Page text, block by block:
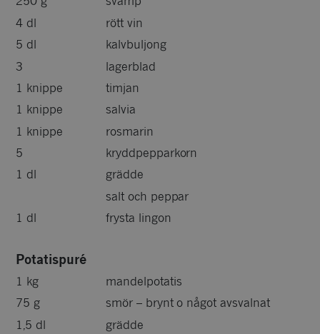
4 dl
rött vin
5 dl
kalvbuljong
3
lagerblad
1 knippe
timjan
1 knippe
salvia
1 knippe
rosmarin
5
kryddpepparkorn
1 dl
grädde
salt och peppar
1 dl
frysta lingon
Potatispuré
1 kg
mandelpotatis
75 g
smör – brynt o något avsvalnat
1,5 dl
grädde